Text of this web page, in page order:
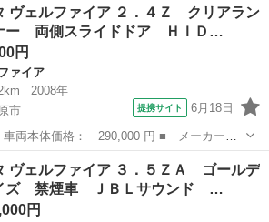
ート 両側電動スライドドア 後席モニタ
ヴェルファイア ２．４Ｚ クリアラン
ー 両側スライドドア ＨＩＤ…
円
ァイア
2008年
市
提携サイト 6月18日
ヴェルファイア ■ グレード名： ２．
ー 両側スライドドア ＨＩＤ スマートキ
ヴェルファイア
ヴェルファイア ３．５ＺＡ ゴールデ
ズ 禁煙車 ＪＢＬサウンド …
円